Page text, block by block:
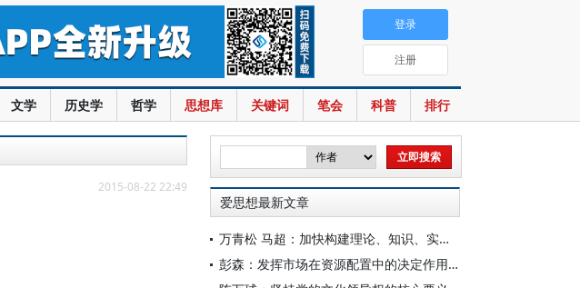
文学 历史学 哲学 思想库 关键词 笔会 科普 排行
登录
注册
2015-08-22 22:49
爱思想最新文章
万青松 马超：加快构建理论、知识、实践一体发展的区域国别自主知识体系
彭森：发挥市场在资源配置中的决定作用是中国改革的最基本经验